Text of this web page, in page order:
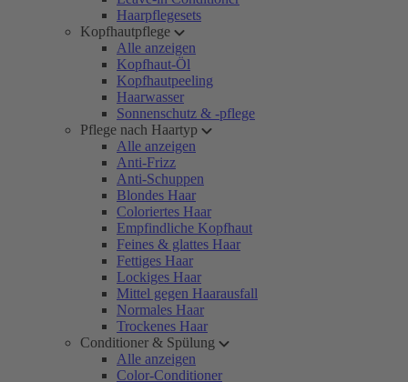
Haarpflegesets
Kopfhautpflege
Alle anzeigen
Kopfhaut-Öl
Kopfhautpeeling
Haarwasser
Sonnenschutz & -pflege
Pflege nach Haartyp
Alle anzeigen
Anti-Frizz
Anti-Schuppen
Blondes Haar
Coloriertes Haar
Empfindliche Kopfhaut
Feines & glattes Haar
Fettiges Haar
Lockiges Haar
Mittel gegen Haarausfall
Normales Haar
Trockenes Haar
Conditioner & Spülung
Alle anzeigen
Color-Conditioner